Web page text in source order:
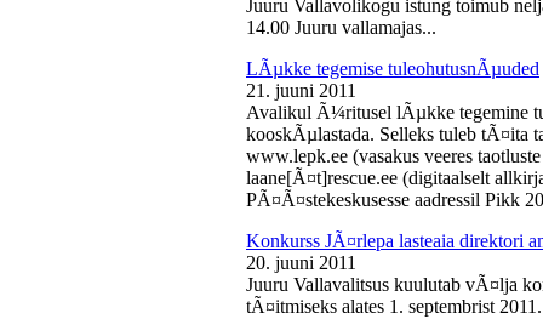
Juuru Vallavolikogu istung toimub
14.00 Juuru vallamajas...
LÃµkke tegemise tuleohutusnÃµuded
21. juuni 2011
Avalikul Ã¼ritusel lÃµkke tegemine
kooskÃµlastada. Selleks tuleb tÃ¤ita
www.lepk.ee (vasakus veeres
laane[Ã¤t]rescue.ee (digitaalselt
PÃ¤Ã¤stekeskusesse aadressil Pikk
Konkurss JÃ¤rlepa lasteaia direktori
20. juuni 2011
Juuru Vallavalitsus kuulutab vÃ¤lja
tÃ¤itmiseks alates 1. septembrist